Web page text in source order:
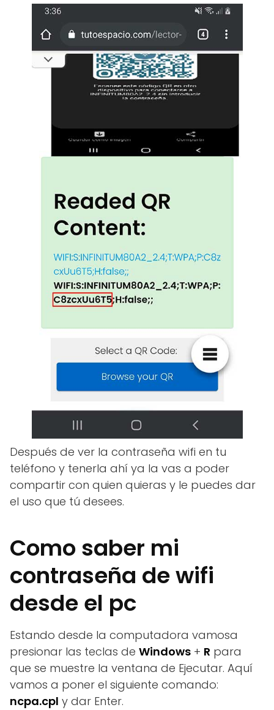
Después de ver la contraseña wifi en tu
teléfono y tenerla ahí ya la vas a poder
compartir con quien quieras y le puedes dar
el uso que tú desees.
Como saber mi
contraseña de wifi
desde el pc
Estando desde la computadora vamosa
presionar las teclas de Windows + R para
que se muestre la ventana de Ejecutar. Aquí
vamos a poner el siguiente comando:
ncpa.cpl y dar Enter.